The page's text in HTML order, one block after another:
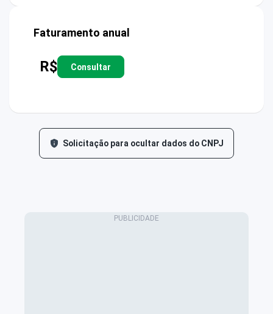
Faturamento anual
R$ Consultar
Solicitação para ocultar dados do CNPJ